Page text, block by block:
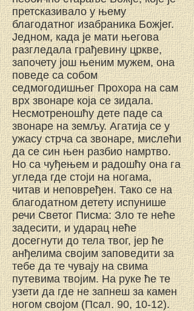
претсказивало у њему
благодатног изабраника Божјег.
Једном, када је мати његова
разгледала грађевину цркве,
започету још њеним мужем, она
поведе са собом
седмогодишњег Прохора на сам
врх звонаре која се зидала.
Несмотреношћу дете паде са
звонаре на земљу. Агатија се у
ужасу стрча са звонаре, мислећи
да се син њен разбио намртво.
Но са чуђењем и радошћу она га
угледа где стоји на ногама,
читав и неповређен. Тако се на
благодатном детету испунише
речи Светог Писма: Зло те неће
задесити, и ударац неће
досегнути до тела твог, јер ће
анђелима својим заповедити за
тебе да те чувају на свима
путевима твојим. На руке ће те
узети да где не запнеш за камен
ногом својом (Псал. 90, 10-12).